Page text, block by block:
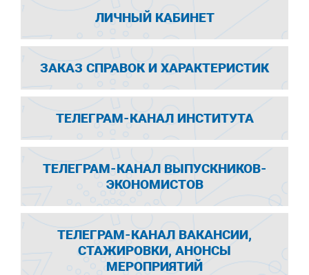
ЛИЧНЫЙ КАБИНЕТ
ЗАКАЗ СПРАВОК И ХАРАКТЕРИСТИК
ТЕЛЕГРАМ-КАНАЛ ИНСТИТУТА
ТЕЛЕГРАМ-КАНАЛ ВЫПУСКНИКОВ-
ЭКОНОМИСТОВ
ТЕЛЕГРАМ-КАНАЛ ВАКАНСИИ,
СТАЖИРОВКИ, АНОНСЫ
МЕРОПРИЯТИЙ